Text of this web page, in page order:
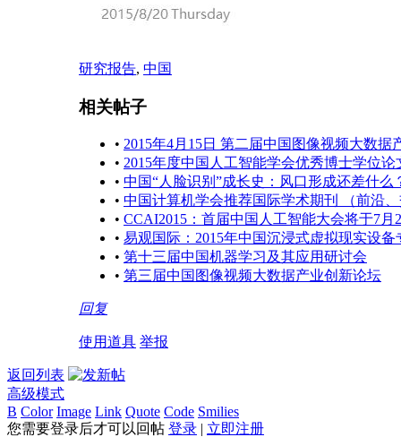
研究报告, 中国
相关帖子
• 2015年4月15日 第二届中国图像视频大数据
• 2015年度中国人工智能学会优秀博士学位
• 中国“人脸识别”成长史：风口形成还差什么
• 中国计算机学会推荐国际学术期刊 （前沿
• CCAI2015：首届中国人工智能大会将于7月
• 易观国际：2015年中国沉浸式虚拟现实设备
• 第十三届中国机器学习及其应用研讨会
• 第三届中国图像视频大数据产业创新论坛
回复
使用道具 举报
返回列表
高级模式
B Color Image Link Quote Code Smilies
您需要登录后才可以回帖 登录 | 立即注册